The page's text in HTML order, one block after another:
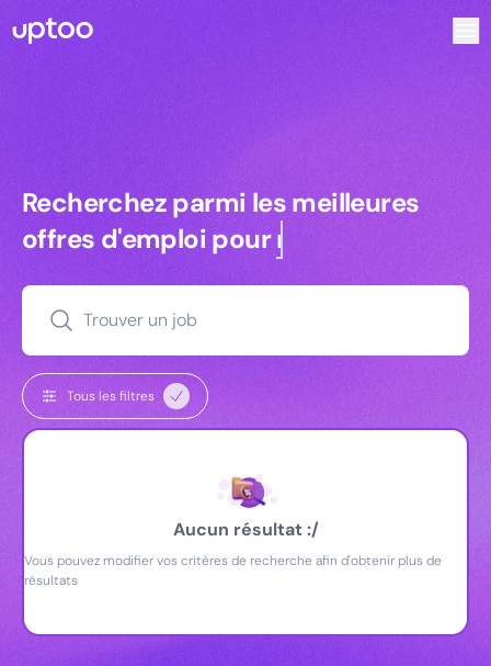
Recherchez parmi les meilleures
Recherchez parmi les meilleures
offres d'emploi pourmanagers
Trouver un job
Tous les filtres
Aucun résultat :/
Vous pouvez modifier vos critères de recherche afin d'obtenir plus de
résultats